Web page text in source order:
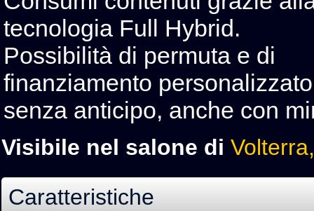
tecnologia Full Hybrid.
Possibilità di permuta e di
finanziamento
senza anticipo, anche con
Visibile nel salone di
Caratteristiche